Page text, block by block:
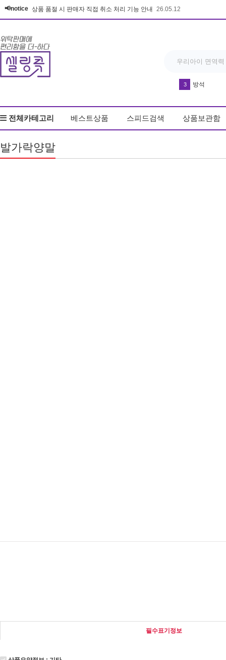
📢notice 상품 품절 시 판매자 직접 취소 처리 기능 안내 26.05.12
3 방석
5 드라이기
7 실리콘 손
전체카테고리 베스트상품 스피드검색 상품보관함
발가락양말
필수표기정보